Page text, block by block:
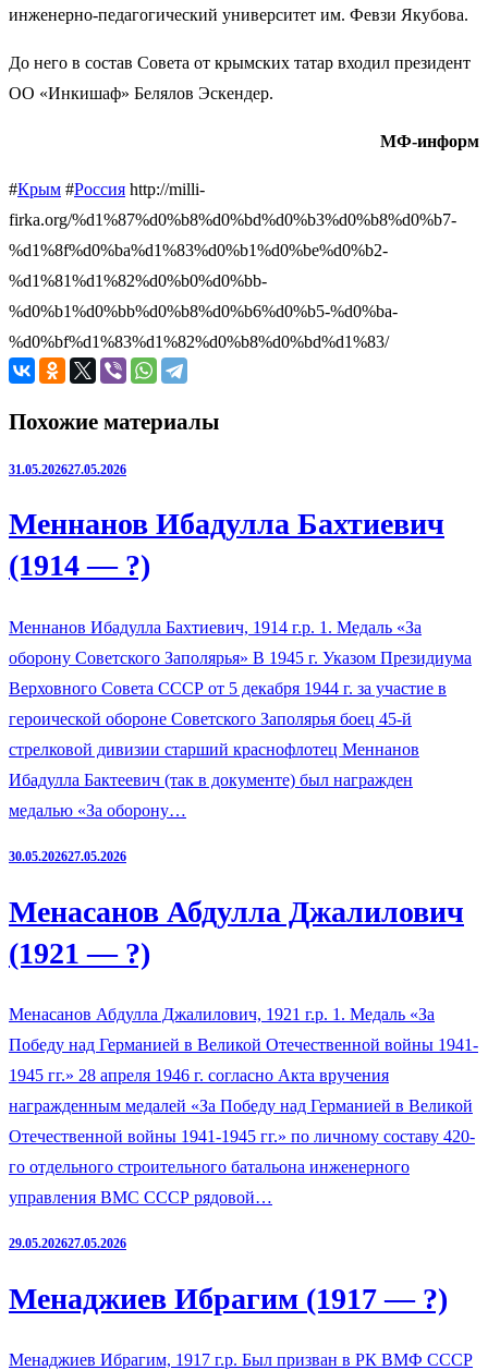
инженерно-педагогический университет им. Февзи Якубова.
До него в состав Совета от крымских татар входил президент
ОО «Инкишаф» Белялов Эскендер.
МФ-информ
#Крым #Россия http://milli-
firka.org/%d1%87%d0%b8%d0%bd%d0%b3%d0%b8%d0%b7-
%d1%8f%d0%ba%d1%83%d0%b1%d0%be%d0%b2-
%d1%81%d1%82%d0%b0%d0%bb-
%d0%b1%d0%bb%d0%b8%d0%b6%d0%b5-%d0%ba-
%d0%bf%d1%83%d1%82%d0%b8%d0%bd%d1%83/
Похожие материалы
31.05.202627.05.2026
Меннанов Ибадулла Бахтиевич
(1914 — ?)
Меннанов Ибадулла Бахтиевич, 1914 г.р. 1. Медаль «За
оборону Советского Заполярья» В 1945 г. Указом Президиума
Верховного Совета СССР от 5 декабря 1944 г. за участие в
героической обороне Советского Заполярья боец 45-й
стрелковой дивизии старший краснофлотец Меннанов
Ибадулла Бактеевич (так в документе) был награжден
медалью «За оборону…
30.05.202627.05.2026
Менасанов Абдулла Джалилович
(1921 — ?)
Менасанов Абдулла Джалилович, 1921 г.р. 1. Медаль «За
Победу над Германией в Великой Отечественной войны 1941-
1945 гг.» 28 апреля 1946 г. согласно Акта вручения
награжденным медалей «За Победу над Германией в Великой
Отечественной войны 1941-1945 гг.» по личному составу 420-
го отдельного строительного батальона инженерного
управления ВМС СССР рядовой…
29.05.202627.05.2026
Менаджиев Ибрагим (1917 — ?)
Менаджиев Ибрагим, 1917 г.р. Был призван в РК ВМФ СССР